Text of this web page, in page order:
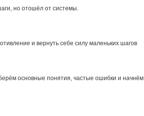
но отошёл от системы.
и вернуть себе силу маленьких шагов
основные понятия, частые ошибки и начнём